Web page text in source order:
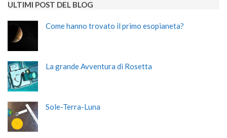
ULTIMI POST DEL BLOG
Come hanno trovato il primo esopianeta?
La grande Avventura di Rosetta
Sole-Terra-Luna